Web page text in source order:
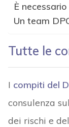
È
Un team
Tutte le
I compiti del
consulenza
dei rischi e